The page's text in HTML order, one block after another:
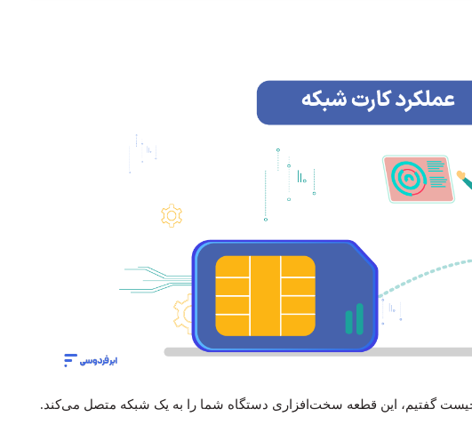
گفتیم، این قطعه سخت‌افزاری دستگاه شما را به یک شبکه متصل می‌کند.